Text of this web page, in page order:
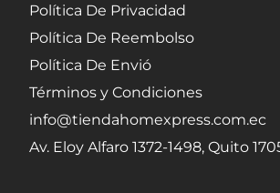
Política De Privacidad
Política De Reembolso
Política De Envió
Términos y Condiciones
info@tiendahomexpress.com.ec
Av. Eloy Alfaro 1372-1498, Quito